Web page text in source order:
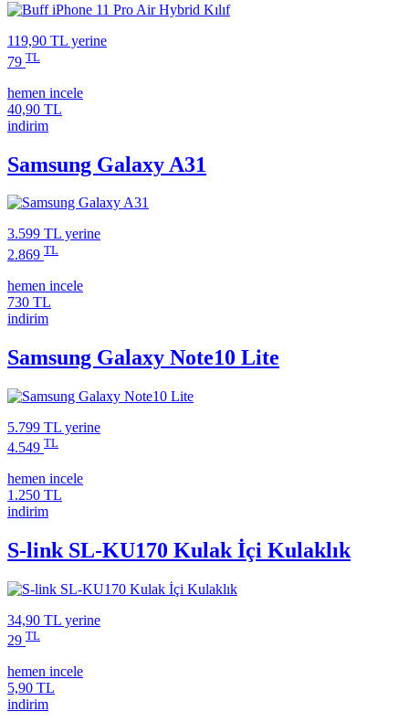
119,90 TL yerine
79 TL
hemen incele
40,90 TL
indirim
Samsung Galaxy A31
3.599 TL yerine
2.869 TL
hemen incele
730 TL
indirim
Samsung Galaxy Note10 Lite
5.799 TL yerine
4.549 TL
hemen incele
1.250 TL
indirim
S-link SL-KU170 Kulak İçi Kulaklık
34,90 TL yerine
29 TL
hemen incele
5,90 TL
indirim